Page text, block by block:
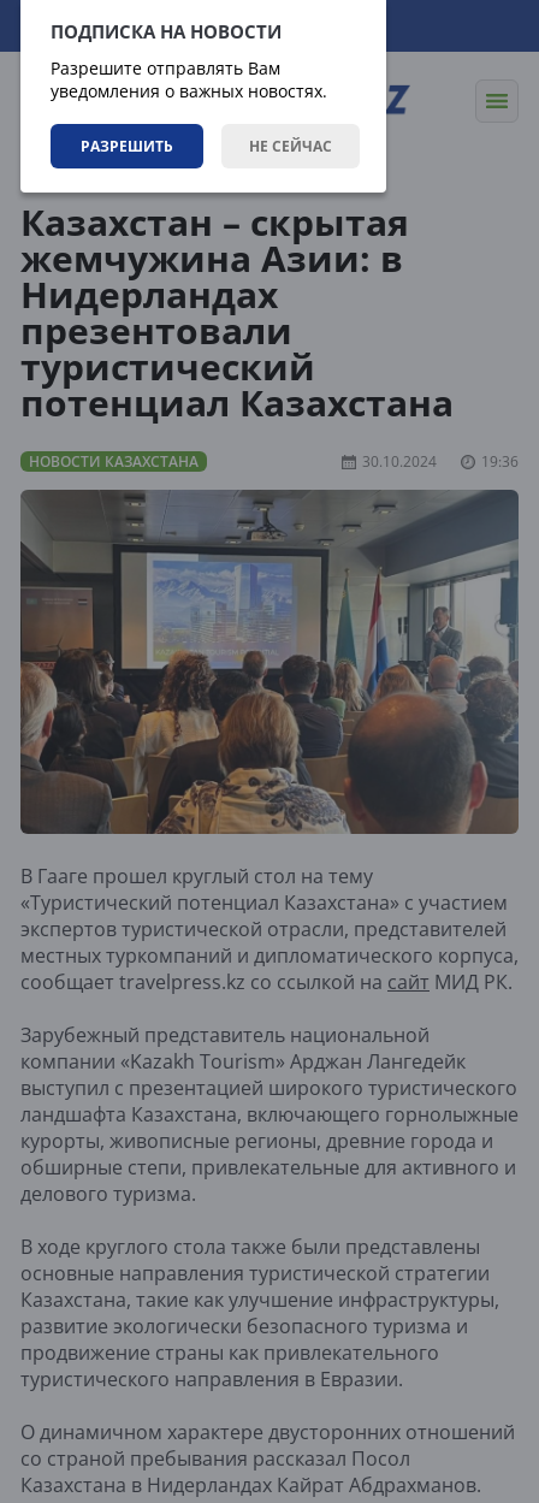
ПОДПИСКА НА НОВОСТИ
Разрешите отправлять Вам
уведомления о важных новостях.
РАЗРЕШИТЬ НЕ СЕЙЧАС
08.08.2026 18:32:44
Казахстан – скрытая
жемчужина Азии: в
Нидерландах
презентовали
туристический
потенциал Казахстана
НОВОСТИ КАЗАХСТАНА 30.10.2024 19:36
В Гааге прошел круглый стол на тему
«Туристический потенциал Казахстана» с участием
экспертов туристической отрасли, представителей
местных туркомпаний и дипломатического корпуса,
сообщает travelpress.kz со ссылкой на сайт МИД РК.
Зарубежный представитель национальной
компании «Kazakh Tourism» Арджан Лангедейк
выступил с презентацией широкого туристического
ландшафта Казахстана, включающего горнолыжные
курорты, живописные регионы, древние города и
обширные степи, привлекательные для активного и
делового туризма.
В ходе круглого стола также были представлены
основные направления туристической стратегии
Казахстана, такие как улучшение инфраструктуры,
развитие экологически безопасного туризма и
продвижение страны как привлекательного
туристического направления в Евразии.
О динамичном характере двусторонних отношений
со страной пребывания рассказал Посол
Казахстана в Нидерландах Кайрат Абдрахманов.